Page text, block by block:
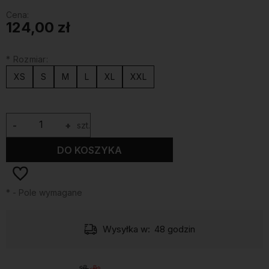
Cena:
124,00 zł
* Rozmiar:
XS
S M L XL XXL
+
- szt.
DO KOSZYKA
* - Pole wymagane
Wysyłka w: 48 godzin